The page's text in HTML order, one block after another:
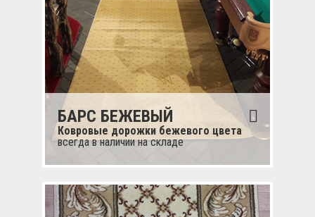
БАРС БЕЖЕВЫЙ
Ковровые дорожки бежевого цвета
всегда в наличии на складе